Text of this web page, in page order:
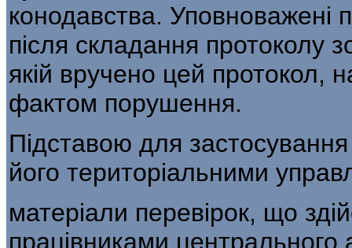
конодавства. Уповноважені
після скла­дання протоколу
якій вручено цей протокол,
фактом порушення.
Підставою для
його територіальними
матеріали перевірок, що
працівни­ками центрального